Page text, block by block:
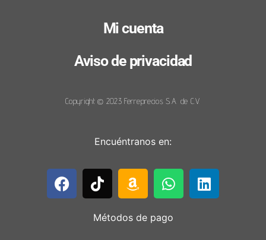
Mi cuenta
Aviso de privacidad
Copyright © 2023 Ferreprecios S.A. de C.V.
Encuéntranos en:
Métodos de pago